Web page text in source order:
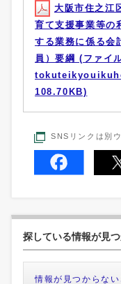
大阪市住之江
育て支援事業等の
する業務に係る会
員）要綱 (ファイ
108.70KB)
SNSリンクは別
探している情報が見
情報が見つからない